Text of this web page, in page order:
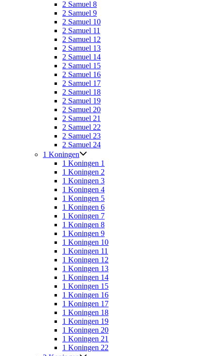
2 Samuel 8
2 Samuel 9
2 Samuel 10
2 Samuel 11
2 Samuel 12
2 Samuel 13
2 Samuel 14
2 Samuel 15
2 Samuel 16
2 Samuel 17
2 Samuel 18
2 Samuel 19
2 Samuel 20
2 Samuel 21
2 Samuel 22
2 Samuel 23
2 Samuel 24
1 Koningen
1 Koningen 1
1 Koningen 2
1 Koningen 3
1 Koningen 4
1 Koningen 5
1 Koningen 6
1 Koningen 7
1 Koningen 8
1 Koningen 9
1 Koningen 10
1 Koningen 11
1 Koningen 12
1 Koningen 13
1 Koningen 14
1 Koningen 15
1 Koningen 16
1 Koningen 17
1 Koningen 18
1 Koningen 19
1 Koningen 20
1 Koningen 21
1 Koningen 22